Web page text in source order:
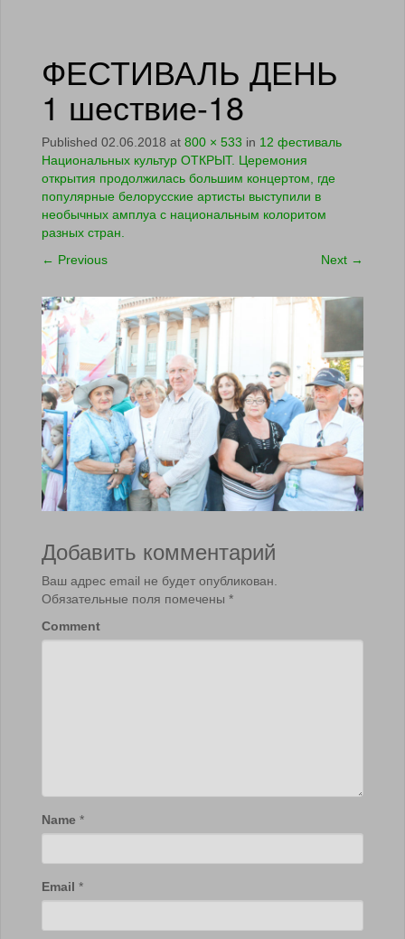
ФЕСТИВАЛЬ ДЕНЬ
1 шествие-18
Published 02.06.2018 at 800 × 533 in 12 фестиваль
Национальных культур ОТКРЫТ. Церемония
открытия продолжилась большим концертом, где
популярные белорусские артисты выступили в
необычных амплуа с национальным колоритом
разных стран.
← Previous Next →
Добавить комментарий
Ваш адрес email не будет опубликован.
Обязательные поля помечены *
Comment
Name *
Email *